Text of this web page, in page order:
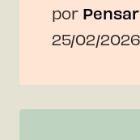
por
25/02/2026